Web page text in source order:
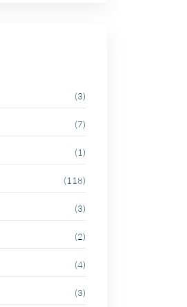
(3)
(7)
(1)
(118)
(3)
(2)
(4)
(3)